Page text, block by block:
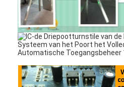
Full Height tourniquet
Sliding Gate Motor
parkeerplaats slot